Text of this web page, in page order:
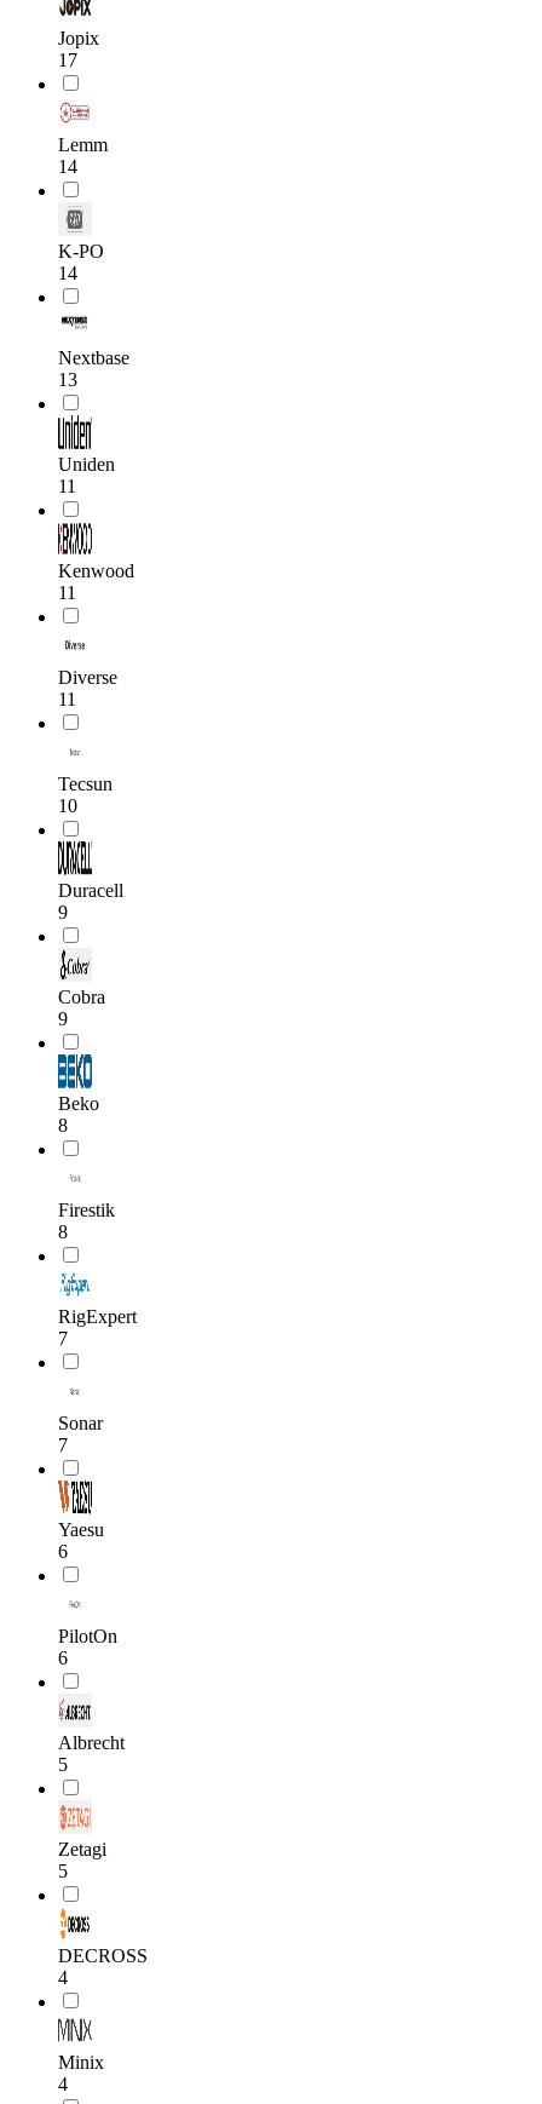
Jopix
17
Lemm
14
K-PO
14
Nextbase
13
Uniden
11
Kenwood
11
Diverse
11
Tecsun
10
Duracell
9
Cobra
9
Beko
8
Firestik
8
RigExpert
7
Sonar
7
Yaesu
6
PilotOn
6
Albrecht
5
Zetagi
5
DECROSS
4
Minix
4